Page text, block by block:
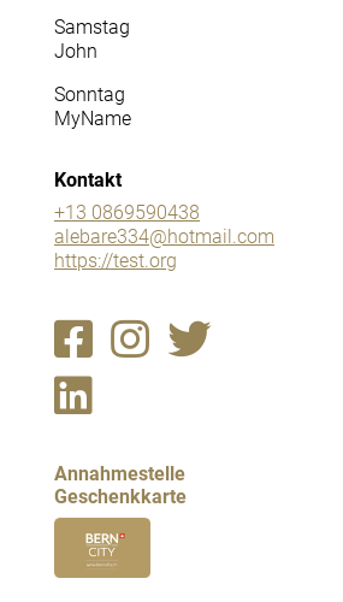
Samstag
John
Sonntag
MyName
Kontakt
+13 0869590438
alebare334@hotmail.com
https://test.org
Annahmestelle
Geschenkkarte